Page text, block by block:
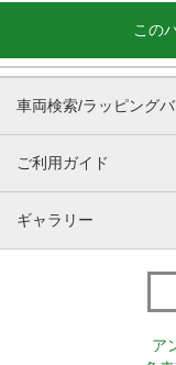
この
車両検索/ラッピング
ご利用ガイド
ギャラリー
ア